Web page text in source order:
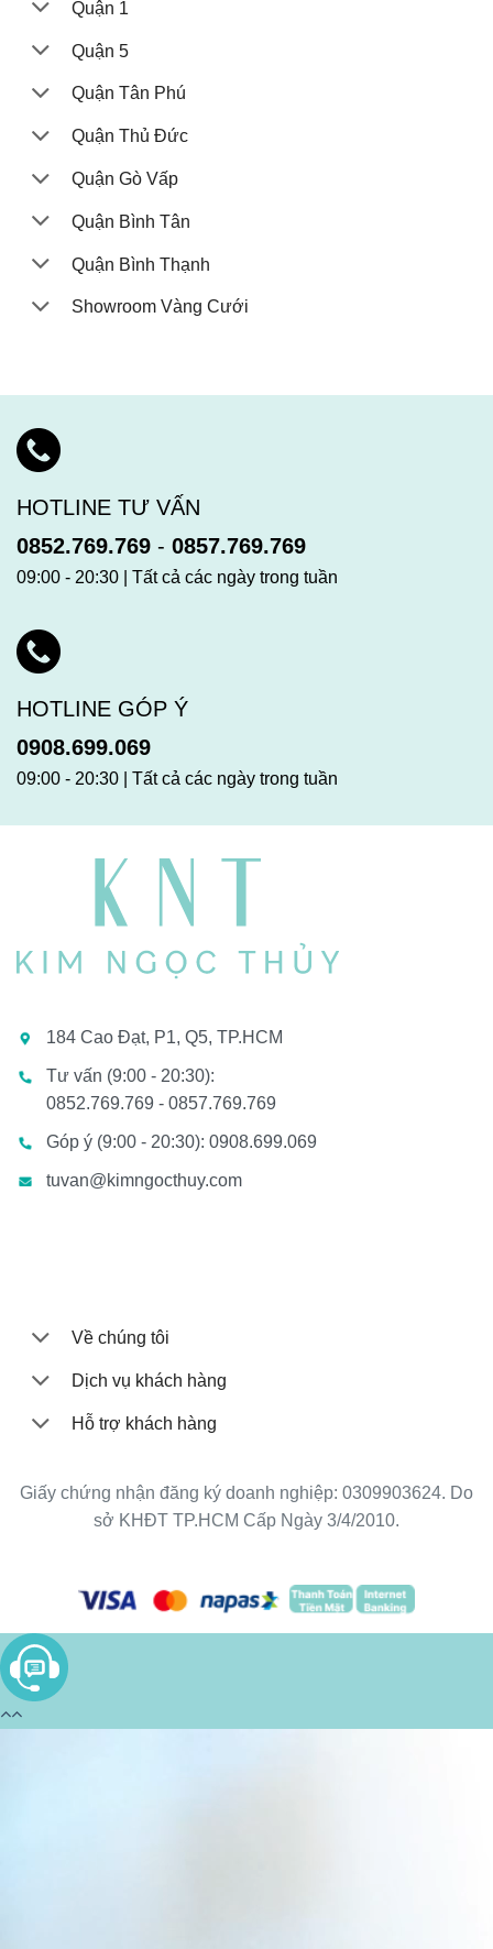
Quận 1
Quận 5
Quận Tân Phú
Quận Thủ Đức
Quận Gò Vấp
Quận Bình Tân
Quận Bình Thạnh
Showroom Vàng Cưới
HOTLINE TƯ VẤN
0852.769.769 - 0857.769.769
09:00 - 20:30 | Tất cả các ngày trong tuần
HOTLINE GÓP Ý
0908.699.069
09:00 - 20:30 | Tất cả các ngày trong tuần
184 Cao Đạt, P1, Q5, TP.HCM
Tư vấn (9:00 - 20:30):
0852.769.769 - 0857.769.769
Góp ý (9:00 - 20:30): 0908.699.069
tuvan@kimngocthuy.com
Về chúng tôi
Dịch vụ khách hàng
Hỗ trợ khách hàng
Giấy chứng nhận đăng ký doanh nghiệp: 0309903624. Do
sở KHĐT TP.HCM Cấp Ngày 3/4/2010.